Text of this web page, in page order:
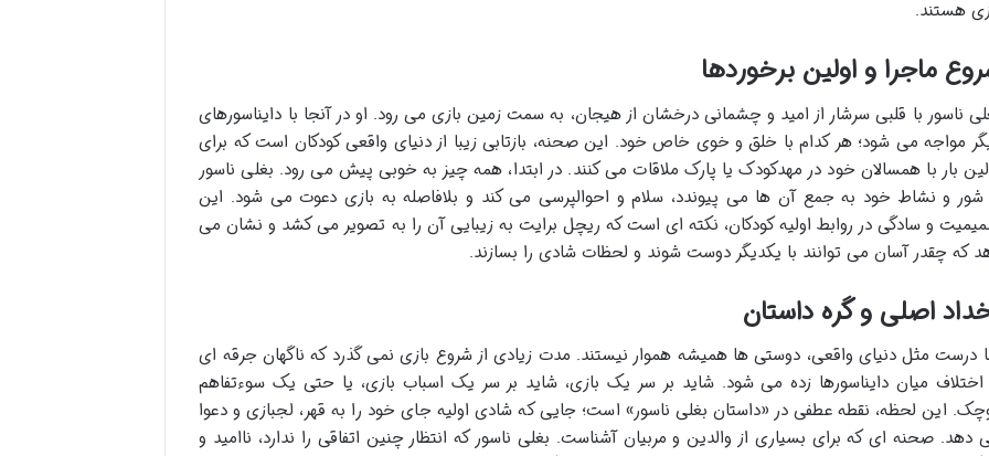
هستند.
ماجرا و اولین برخوردها
ناسور با قلبی سرشار از امید و چشمانی درخشان از هیجان، به سمت زمین بازی می رود. او در آنجا با دایناسورهای
مواجه می شود؛ هر کدام با خلق و خوی خاص خود. این صحنه، بازتابی زیبا از دنیای واقعی کودکان است که برای
بار با همسالان خود در مهدکودک یا پارک ملاقات می کنند. در ابتدا، همه چیز به خوبی پیش می رود. بغلی ناسور
شور و نشاط خود به جمع آن ها می پیوندد، سلام و احوالپرسی می کند و بلافاصله به بازی دعوت می شود. این
و سادگی در روابط اولیه کودکان، نکته ای است که ریچل برایت به زیبایی آن را به تصویر می کشد و نشان می
که چقدر آسان می توانند با یکدیگر دوست شوند و لحظات شادی را بسازند.
اصلی و گره داستان
درست مثل دنیای واقعی، دوستی ها همیشه هموار نیستند. مدت زیادی از شروع بازی نمی گذرد که ناگهان جرقه ای
اختلاف میان دایناسورها زده می شود. شاید بر سر یک بازی، شاید بر سر یک اسباب بازی، یا حتی یک سوءتفاهم
این لحظه، نقطه عطفی در «داستان بغلی ناسور» است؛ جایی که شادی اولیه جای خود را به قهر، لجبازی و دعوا
دهد. صحنه ای که برای بسیاری از والدین و مربیان آشناست. بغلی ناسور که انتظار چنین اتفاقی را ندارد، ناامید و